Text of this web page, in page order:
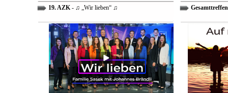
19. AZK- ♫ „Wir lieben“ ♫